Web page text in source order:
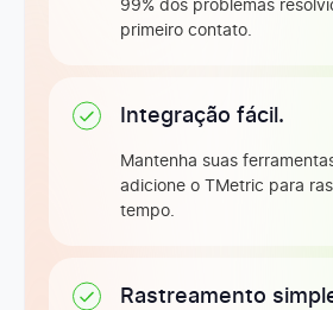
99% dos problemas
primeiro contato.
Integração fácil.
Mantenha suas
adicione o TMetric para
tempo.
Rastreamento